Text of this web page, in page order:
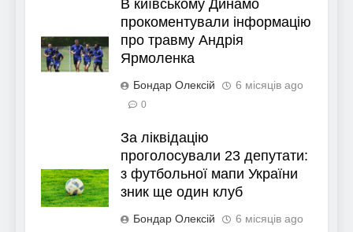
В київському Динамо
прокоментували інформацію
про травму Андрія
Ярмоленка
Бондар Олексій 6 місяців ago
0
За ліквідацію
проголосували 23 депутати:
з футбольної мапи України
зник ще один клуб
Бондар Олексій 6 місяців ago